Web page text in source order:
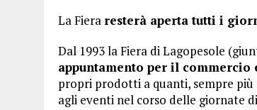
La Fiera resterà aperta tutti i
Dal 1993 la Fiera di Lagopesole
appuntamento per il commercio
propri prodotti a quanti, sempre più
agli eventi nel corso delle giornate